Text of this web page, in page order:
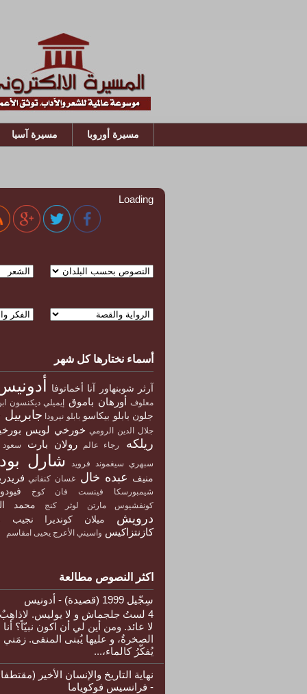
مسيرة أوروبا مسيرة آسيا
Loading
أسماء نختارها كل شهر
آرثر شوبنهاور آنا أخماتوفا
معلوف أورهان باموق إيميلي ديكنسون
جلون بابلو بيكاسو بابلو نيرودا جابرييل
جلال الدين الرومي خورخي لويس
ريلكه
رجاء عالم رولان بارت
سبهري سيغموند فرويد شارل
منيف عبده خال غسان كنفاني
شيمبورسكا
فينست فان كوخ
كونفشيوس مارتن لوثر كنج محمد
درويش
ميلان كونديرا نجيب
كازنتزاكيس واسيني الأعرج يحيى امقاسم
اكثر النصوص مطالعة
سِجّيل 1999 (قصيدة) - أدونيس
4 لستُ جلجماش و لا يوليس.
لا عائد. ومن أين لي أن اكون نبيّاً؟ أنا
الصخرةُ، و عليها يُبنى المنفى. زمَني
يُفكّرُ كالماء،...
نهاية التاريخ والإنسان الأخير
- فرانسيس فوكوياما